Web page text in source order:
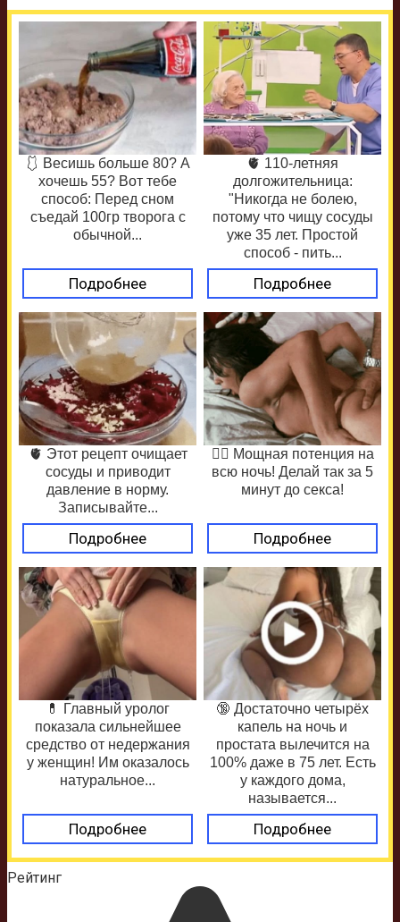
🩱 Весишь больше 80? А
хочешь 55? Вот тебе
способ: Перед сном
съедай 100гр творога с
обычной...
Подробнее
🫀 110-летняя
долгожительница:
"Никогда не болею,
потому что чищу сосуды
уже 35 лет. Простой
способ - пить...
Подробнее
🫀 Этот рецепт очищает
сосуды и приводит
давление в норму.
Записывайте...
Подробнее
❤️‍🔥 Мощная потенция на
всю ночь! Делай так за 5
минут до секса!
Подробнее
💊 Главный уролог
показала сильнейшее
средство от недержания
у женщин! Им оказалось
натуральное...
Подробнее
🔞 Достаточно четырёх
капель на ночь и
простата вылечится на
100% даже в 75 лет. Есть
у каждого дома,
называется...
Подробнее
Рейтинг